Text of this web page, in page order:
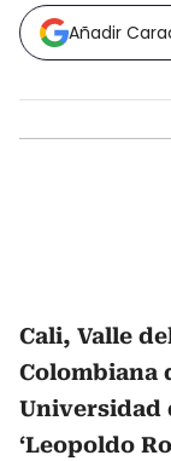
Añadir
Cali, Valle
Colombiana
Universidad
‘Leopoldo